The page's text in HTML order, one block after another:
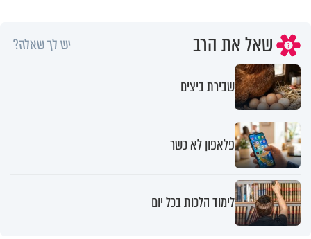
שאל את הרב יש לך שאלה?
שבירת ביצים
פלאפון לא כשר
לימוד הלכות בכל יום